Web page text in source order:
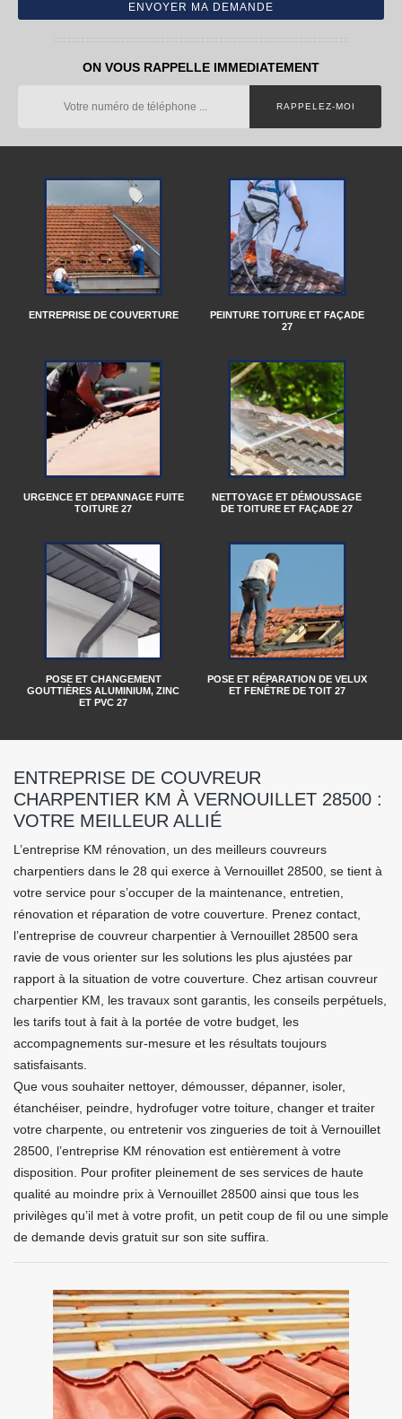
ON VOUS RAPPELLE IMMEDIATEMENT
ENTREPRISE DE COUVERTURE
PEINTURE TOITURE ET FAÇADE
27
URGENCE ET DEPANNAGE FUITE
TOITURE 27
NETTOYAGE ET DÉMOUSSAGE
DE TOITURE ET FAÇADE 27
POSE ET CHANGEMENT
GOUTTIÈRES ALUMINIUM, ZINC
ET PVC 27
POSE ET RÉPARATION DE VELUX
ET FENÊTRE DE TOIT 27
ENTREPRISE DE COUVREUR
CHARPENTIER KM À VERNOUILLET 28500 :
VOTRE MEILLEUR ALLIÉ
L’entreprise KM rénovation, un des meilleurs couvreurs
charpentiers dans le 28 qui exerce à Vernouillet 28500, se tient à
votre service pour s’occuper de la maintenance, entretien,
rénovation et réparation de votre couverture. Prenez contact,
l’entreprise de couvreur charpentier à Vernouillet 28500 sera
ravie de vous orienter sur les solutions les plus ajustées par
rapport à la situation de votre couverture. Chez artisan couvreur
charpentier KM, les travaux sont garantis, les conseils perpétuels,
les tarifs tout à fait à la portée de votre budget, les
accompagnements sur-mesure et les résultats toujours
satisfaisants.
Que vous souhaiter nettoyer, démousser, dépanner, isoler,
étanchéiser, peindre, hydrofuger votre toiture, changer et traiter
votre charpente, ou entretenir vos zingueries de toit à Vernouillet
28500, l’entreprise KM rénovation est entièrement à votre
disposition. Pour profiter pleinement de ses services de haute
qualité au moindre prix à Vernouillet 28500 ainsi que tous les
privilèges qu’il met à votre profit, un petit coup de fil ou une simple
de demande devis gratuit sur son site suffira.